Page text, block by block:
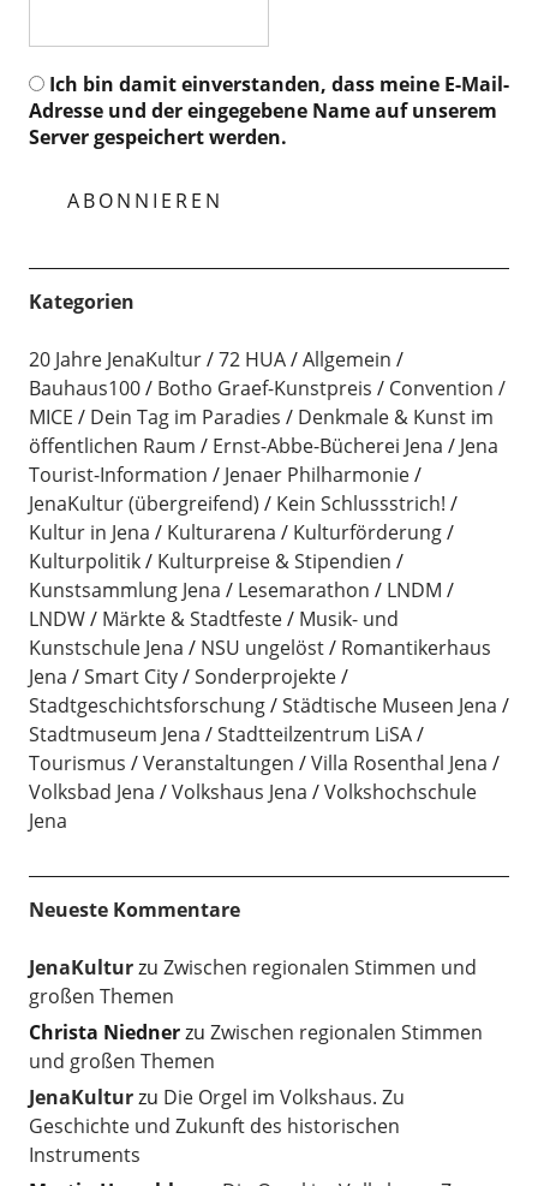
Ich bin damit einverstanden, dass meine E-Mail-
Adresse und der eingegebene Name auf unserem
Server gespeichert werden.
Kategorien
20 Jahre JenaKultur 72 HUA
Allgemein
Bauhaus100
Botho Graef-Kunstpreis
Convention /
MICE
Dein Tag im Paradies
Denkmale & Kunst im
öffentlichen Raum
Ernst-Abbe-Bücherei Jena
Jena
Tourist-Information
Jenaer Philharmonie
JenaKultur (übergreifend)
Kein Schlussstrich!
Kultur in Jena
Kulturarena
Kulturförderung
Kulturpolitik
Kulturpreise & Stipendien
Kunstsammlung Jena
Lesemarathon
LNDM
LNDW
Märkte & Stadtfeste
Musik- und
Kunstschule Jena
NSU ungelöst
Romantikerhaus
Jena
Smart City
Sonderprojekte
Stadtgeschichtsforschung
Städtische Museen Jena
Stadtmuseum Jena
Stadtteilzentrum LiSA
Tourismus
Veranstaltungen
Villa Rosenthal Jena
Volksbad Jena
Volkshaus Jena
Volkshochschule
Jena
Neueste Kommentare
JenaKulturzu Zwischen regionalen Stimmen und
großen Themen
Christa Niednerzu Zwischen regionalen Stimmen
und großen Themen
JenaKulturzu Die Orgel im Volkshaus. Zu
Geschichte und Zukunft des historischen
Instruments